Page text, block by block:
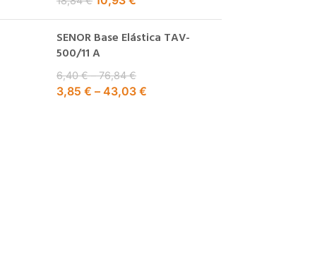
SENOR Base Elástica TAV-
500/11 A
6,40€–76,84€
3,85 € – 43,03 €